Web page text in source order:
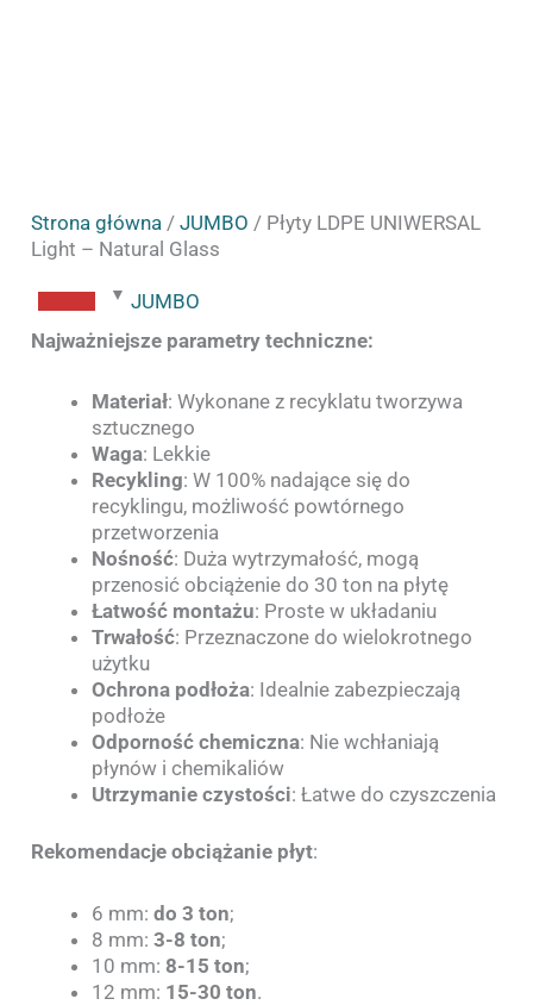
Strona główna /JUMBO / Płyty LDPE UNIWERSAL
Light – Natural Glass
JUMBO
Najważniejsze parametry techniczne:
Materiał: Wykonane z recyklatu tworzywa
sztucznego
Waga: Lekkie
Recykling: W 100% nadające się do
recyklingu, możliwość powtórnego
przetworzenia
Nośność: Duża wytrzymałość, mogą
przenosić obciążenie do 30 ton na płytę
Łatwość montażu: Proste w układaniu
Trwałość: Przeznaczone do wielokrotnego
użytku
Ochrona podłoża: Idealnie zabezpieczają
podłoże
Odporność chemiczna: Nie wchłaniają
płynów i chemikaliów
Utrzymanie czystości: Łatwe do czyszczenia
Rekomendacje obciążanie płyt:
6 mm:do 3 ton;
8 mm:3-8 ton;
10 mm: 8-15 ton;
12 mm: 15-30 ton.